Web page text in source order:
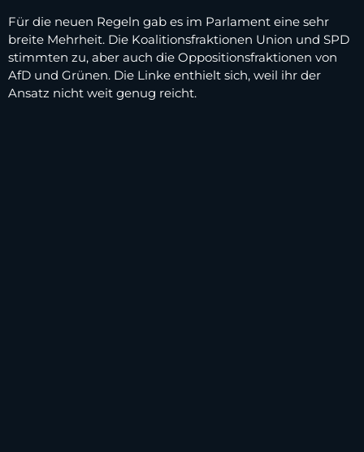
Für die neuen Regeln gab es im Parlament eine sehr
breite Mehrheit. Die Koalitionsfraktionen Union und SPD
stimmten zu, aber auch die Oppositionsfraktionen von
AfD und Grünen. Die Linke enthielt sich, weil ihr der
Ansatz nicht weit genug reicht.